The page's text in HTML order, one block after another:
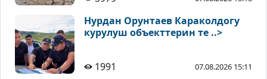
Нурдан Орунтаев Караколдогу
курулуш объекттерин те ..>
1991 07.08.2026 15:11